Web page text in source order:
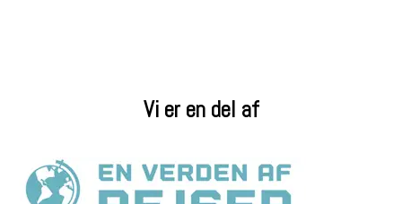
Vi er en del af